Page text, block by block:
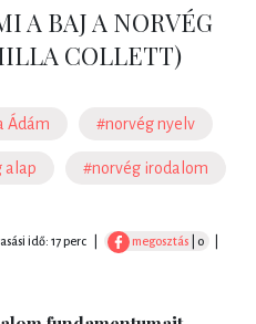
A BAJ A NORVÉG
COLLETT)
Ádám #norvég nyelv
alap #norvég irodalom
idő: 17 perc megosztás | 0